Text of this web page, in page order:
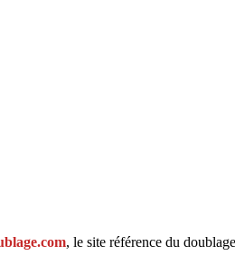
, le site référence du